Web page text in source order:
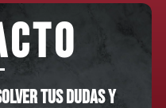
tus dudas y